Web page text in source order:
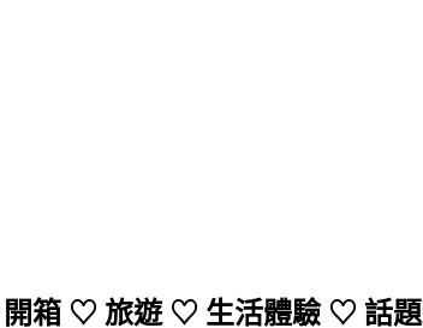
箱 ♡ 旅遊 ♡ 生活體驗 ♡ 話題